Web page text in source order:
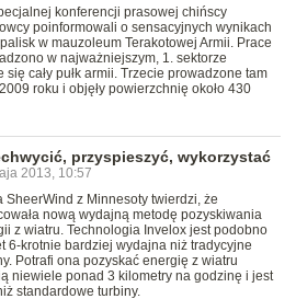
konferencji prasowej chińscy
poinformowali o sensacyjnych wynikach
w mauzoleum Terakotowej Armii. Prace
w najważniejszym, 1. sektorze
cały pułk armii. Trzecie prowadzone tam
roku i objęły powierzchnię około 430
przyspieszyć, wykorzystać
2013, 10:57
SheerWind z Minnesoty twierdzi, że
nową wydajną metodę pozyskiwania
z wiatru. Technologia Invelox jest podobno
6-krotnie bardziej wydajna niż tradycyjne
Potrafi ona pozyskać energię z wiatru
niewiele ponad 3 kilometry na godzinę i jest
standardowe turbiny.